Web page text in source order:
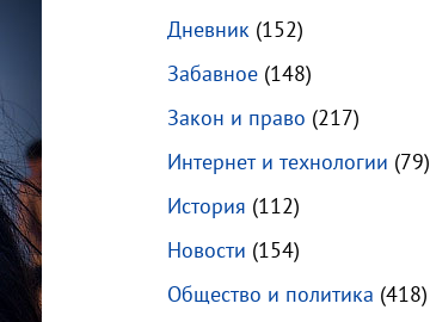
Дневник(152)
Забавное(148)
Закон и право (217)
Интернет и технологии (79)
История (112)
Новости (154)
Общество и политика (418)